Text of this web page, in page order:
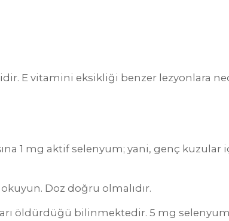
E vitamini eksikliği benzer lezyonlara
1 mg aktif selenyum; yani, genç kuzular
Doz doğru olmalıdır.
öldürdüğü bilinmektedir. 5 mg